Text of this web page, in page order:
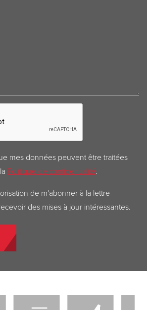
mes données peuvent être traitées
Politique de confidentialité.
de m'abonner à la lettre
des mises à jour intéressantes.